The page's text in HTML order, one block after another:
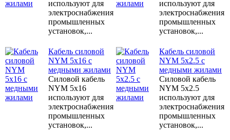
используют для
электроснабжения
промышленных
установок,...
используют для
электроснабжения
промышленных
установок,...
Кабель силовой
NYM 5x16 с
медными жилами
Силовой кабель
NYM 5x16
используют для
электроснабжения
промышленных
установок,...
Кабель силовой
NYM 5x2.5 с
медными жилами
Силовой кабель
NYM 5x2.5
используют для
электроснабжения
промышленных
установок,...